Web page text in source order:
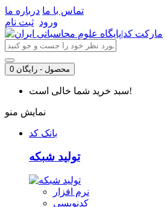
تماس با ما درباره ما
ورود ثبت نام
0 محصول - رایگان
سبد خرید شما خالی است!
نمایش منو
بانک کد
تولید شبکه
نرم افزار
کدنویسی